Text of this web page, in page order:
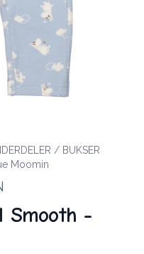
/ BUKSER
Moomin
Smooth -